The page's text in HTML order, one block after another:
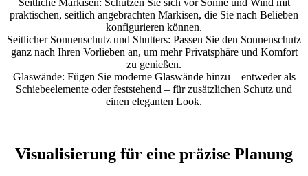
Seitliche Markisen: Schützen Sie sich vor Sonne und Wind mit
praktischen, seitlich angebrachten Markisen, die Sie nach Belieben
konfigurieren können.
Seitlicher Sonnenschutz und Shutters: Passen Sie den Sonnenschutz
ganz nach Ihren Vorlieben an, um mehr Privatsphäre und Komfort
zu genießen.
Glaswände: Fügen Sie moderne Glaswände hinzu – entweder als
Schiebeelemente oder feststehend – für zusätzlichen Schutz und
einen eleganten Look.
Visualisierung für eine präzise Planung